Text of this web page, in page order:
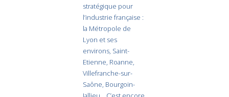
stratégique pour
l’industrie française :
la Métropole de
Lyon et ses
environs, Saint-
Etienne, Roanne,
Villefranche-sur-
Saône, Bourgoin-